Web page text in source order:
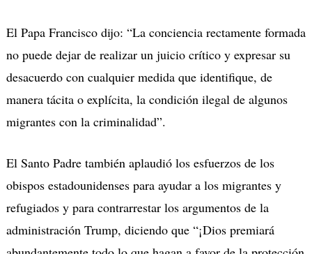
El Papa Francisco dijo: “La conciencia rectamente formada
no puede dejar de realizar un juicio crítico y expresar su
desacuerdo con cualquier medida que identifique, de
manera tácita o explícita, la condición ilegal de algunos
migrantes con la criminalidad”.
El Santo Padre también aplaudió los esfuerzos de los
obispos estadounidenses para ayudar a los migrantes y
refugiados y para contrarrestar los argumentos de la
administración Trump, diciendo que “¡Dios premiará